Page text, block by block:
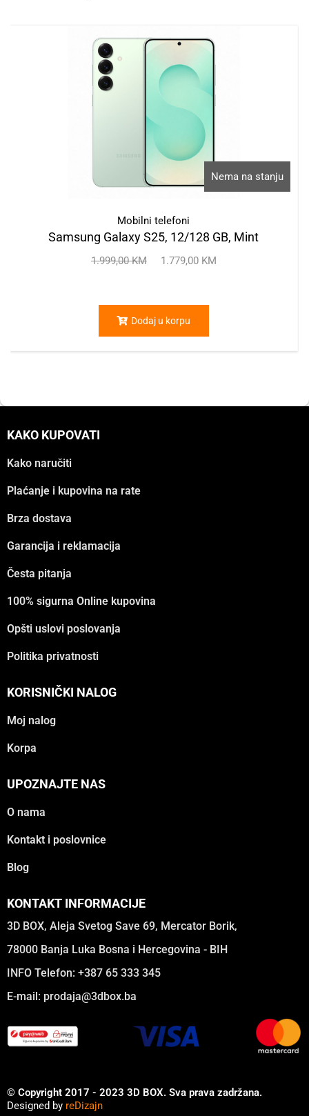
Nema na stanju
Mobilni telefoni
Samsung Galaxy S25, 12/128 GB, Mint
1.999,00KM 1.779,00 KM
Dodaj u korpu
KAKO KUPOVATI
Kako naručiti
Plaćanje i kupovina na rate
Brza dostava
Garancija i reklamacija
Česta pitanja
100% sigurna Online kupovina
Opšti uslovi poslovanja
Politika privatnosti
KORISNIČKI NALOG
Moj nalog
Korpa
UPOZNAJTE NAS
O nama
Kontakt i poslovnice
Blog
KONTAKT INFORMACIJE
3D BOX, Aleja Svetog Save 69, Mercator Borik,
78000 Banja Luka Bosna i Hercegovina - BIH
INFO Telefon: +387 65 333 345
E-mail: prodaja@3dbox.ba
© Copyright 2017 - 2023 3D BOX. Sva prava zadržana.
Designed by reDizajn